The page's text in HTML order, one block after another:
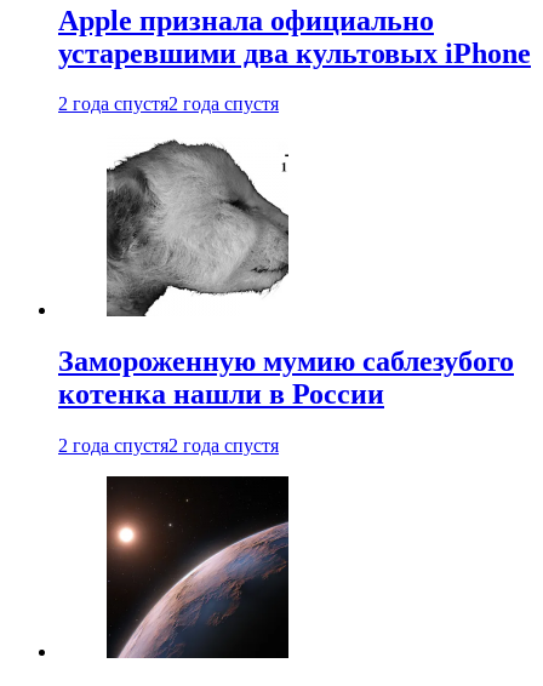
Apple признала официально
устаревшими два культовых iPhone
2 года спустя2 года спустя
Замороженную мумию саблезубого
котенка нашли в России
2 года спустя2 года спустя